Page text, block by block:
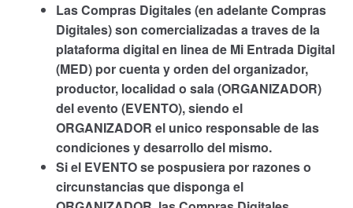
Las Compras Digitales (en adelante Compras
Digitales) son comercializadas a traves de la
plataforma digital en linea de Mi Entrada Digital
(MED) por cuenta y orden del organizador,
productor, localidad o sala (ORGANIZADOR)
del evento (EVENTO), siendo el
ORGANIZADOR el unico responsable de las
condiciones y desarrollo del mismo.
Si el EVENTO se pospusiera por razones o
circunstancias que disponga el